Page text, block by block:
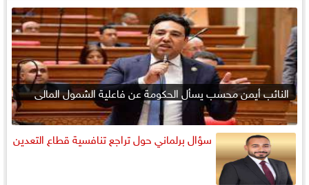
النائب أيمن محسب يسأل الحكومة عن فاعلية الشمول المالي
سؤال برلماني حول تراجع تنافسية قطاع التعدين